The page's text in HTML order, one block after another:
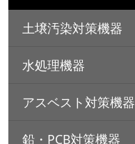
土壌汚染対策機器
水処理機器
アスベスト対策機器
鉛・PCB対策機器